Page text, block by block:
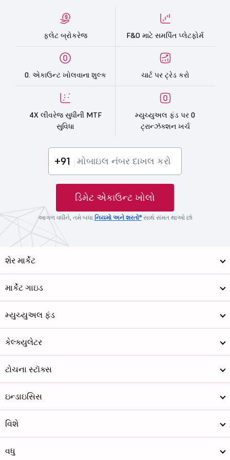
ફ્લેટ બ્રોકરેજ F&O માટે સમર્પિત પ્લેટફોર્મ
0. એકાઉન્ટ ખોલવાના શુલ્ક ચાર્ટ પર ટ્રેડ કરો
4X લીવરેજ સુધીની MTF
સુવિધા
મ્યુચ્યુઅલ ફંડ પર 0
ટ્રાન્ઝૅક્શન ખર્ચ
+91
ડિમેટ એકાઉન્ટ ખોલો
આગળ વધીને, તમે બધા નિયમો અને શરતો*સાથે સંમત થાઓ છો
શેર માર્કેટ
માર્કેટ ગાઇડ
મ્યુચ્યુઅલ ફંડ
કેલ્ક્યુલેટર
ટોચના સ્ટૉક્સ
ઇન્ડાઇસિસ
વિશે
વધુ